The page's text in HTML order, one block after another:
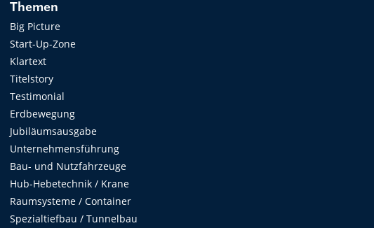
Themen
Big Picture
Start-Up-Zone
Klartext
Titelstory
Testimonial
Erdbewegung
Jubiläumsausgabe
Unternehmensführung
Bau- und Nutzfahrzeuge
Hub-Hebetechnik / Krane
Raumsysteme / Container
Spezialtiefbau / Tunnelbau